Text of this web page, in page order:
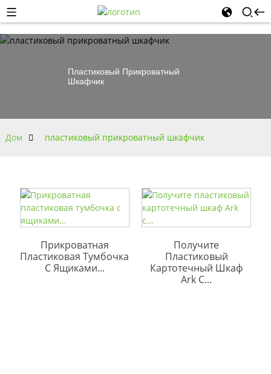
Пластиковый Прикроватный
Шкафчик
Дом пластиковый прикроватный шкафчик
Прикроватная
Пластиковая Тумбочка
С Ящиками...
Получите
Пластиковый
Картотечный Шкаф
Ark С...